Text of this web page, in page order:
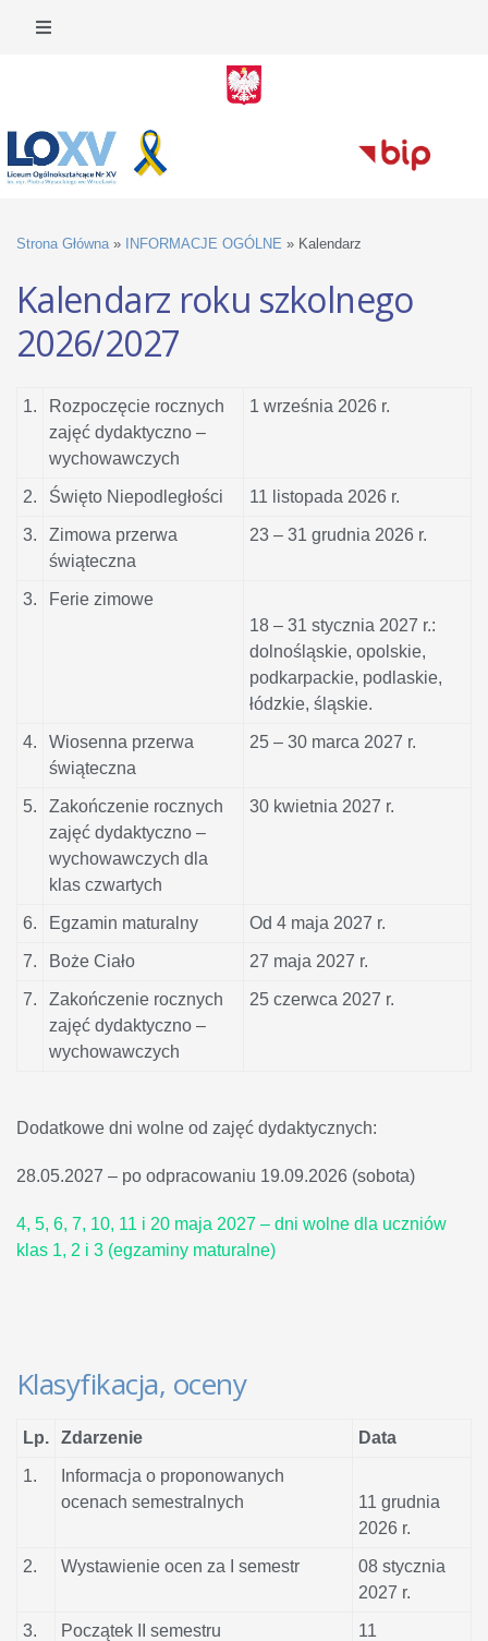
Strona Główna » INFORMACJE OGÓLNE » Kalendarz
Kalendarz roku szkolnego
2026/2027
1.
Rozpoczęcie rocznych
zajęć dydaktyczno –
wychowawczych
1 września 2026 r.
2. Święto Niepodległości 11 listopada 2026 r.
3.
Zimowa przerwa
świąteczna
23 – 31 grudnia 2026 r.
3.
Ferie zimowe
18 – 31 stycznia 2027 r.:
dolnośląskie, opolskie,
podkarpackie, podlaskie,
łódzkie, śląskie.
4.
Wiosenna przerwa
świąteczna
25 – 30 marca 2027 r.
5.
Zakończenie rocznych
zajęć dydaktyczno –
wychowawczych dla
klas czwartych
30 kwietnia 2027 r.
6. Egzamin maturalny Od 4 maja 2027 r.
7. Boże Ciało 27 maja 2027 r.
7.
Zakończenie rocznych
zajęć dydaktyczno –
wychowawczych
25 czerwca 2027 r.
Dodatkowe dni wolne od zajęć dydaktycznych:
28.05.2027 – po odpracowaniu 19.09.2026 (sobota)
4, 5, 6, 7, 10, 11 i 20 maja 2027 – dni wolne dla uczniów
klas 1, 2 i 3 (egzaminy maturalne)
Klasyfikacja, oceny
Lp. Zdarzenie Data
1.
Informacja o proponowanych
ocenach semestralnych
11 grudnia
2026 r.
2. Wystawienie ocen za I semestr
08 stycznia
2027 r.
3. Początek II semestru
11